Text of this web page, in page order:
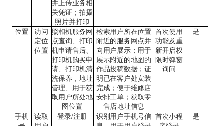
并上传业务相
关凭证；拍摄
照片并打印
位置
访问
定位
位置
照相机服务网
点查询、打印
机申请售后、
打印机购买申
请、打印机清
洗保养，地址
管理、用于获
取用户所处地
图位置
检索用户所在位置
附近的服务网点并
向用户展示；用于
展示附近的地图的
作品投稿数据；证
明已在客户处安装
完成；便于维修店
安排工单；获取零
售店地址信息
首次使用
功能及重
新开启权
限时弹窗
询问
是
手机
读取
登录/注册
识别用户手机号信 首次小程
是